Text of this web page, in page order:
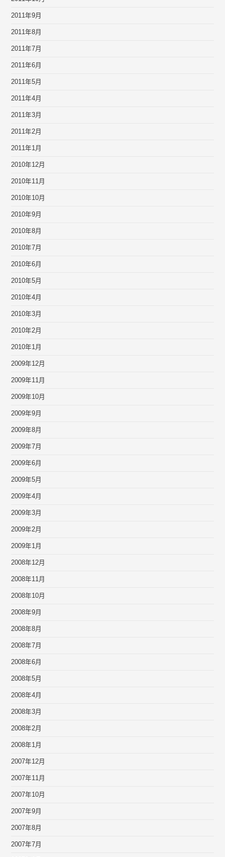
2011年9月
2011年8月
2011年7月
2011年6月
2011年5月
2011年4月
2011年3月
2011年2月
2011年1月
2010年12月
2010年11月
2010年10月
2010年9月
2010年8月
2010年7月
2010年6月
2010年5月
2010年4月
2010年3月
2010年2月
2010年1月
2009年12月
2009年11月
2009年10月
2009年9月
2009年8月
2009年7月
2009年6月
2009年5月
2009年4月
2009年3月
2009年2月
2009年1月
2008年12月
2008年11月
2008年10月
2008年9月
2008年8月
2008年7月
2008年6月
2008年5月
2008年4月
2008年3月
2008年2月
2008年1月
2007年12月
2007年11月
2007年10月
2007年9月
2007年8月
2007年7月